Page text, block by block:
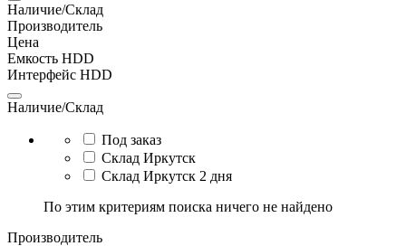
Наличие/Склад
Производитель
Цена
Емкость HDD
Интерфейс HDD
Наличие/Склад
Под заказ
Склад Иркутск
Склад Иркутск 2 дня
По этим критериям поиска ничего не найдено
Производитель